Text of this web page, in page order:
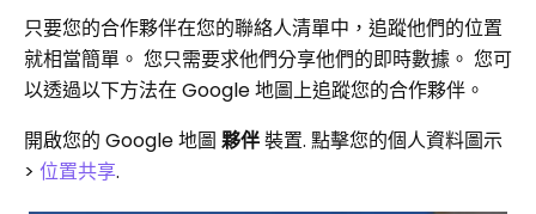
只要您的合作夥伴在您的聯絡人清單中，追蹤他們的位置
就相當簡單。 您只需要求他們分享他們的即時數據。 您可
以透過以下方法在 Google 地圖上追蹤您的合作夥伴。
開啟您的 Google 地圖 夥伴裝置. 點擊您的個人資料圖示
> 位置共享.